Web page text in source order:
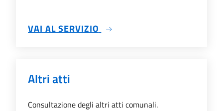
VAI AL SERVIZIO SU ORDINANZE
Altri atti
Consultazione degli altri atti comunali.